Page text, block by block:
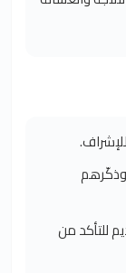
وذكّرهم
للتأكد من